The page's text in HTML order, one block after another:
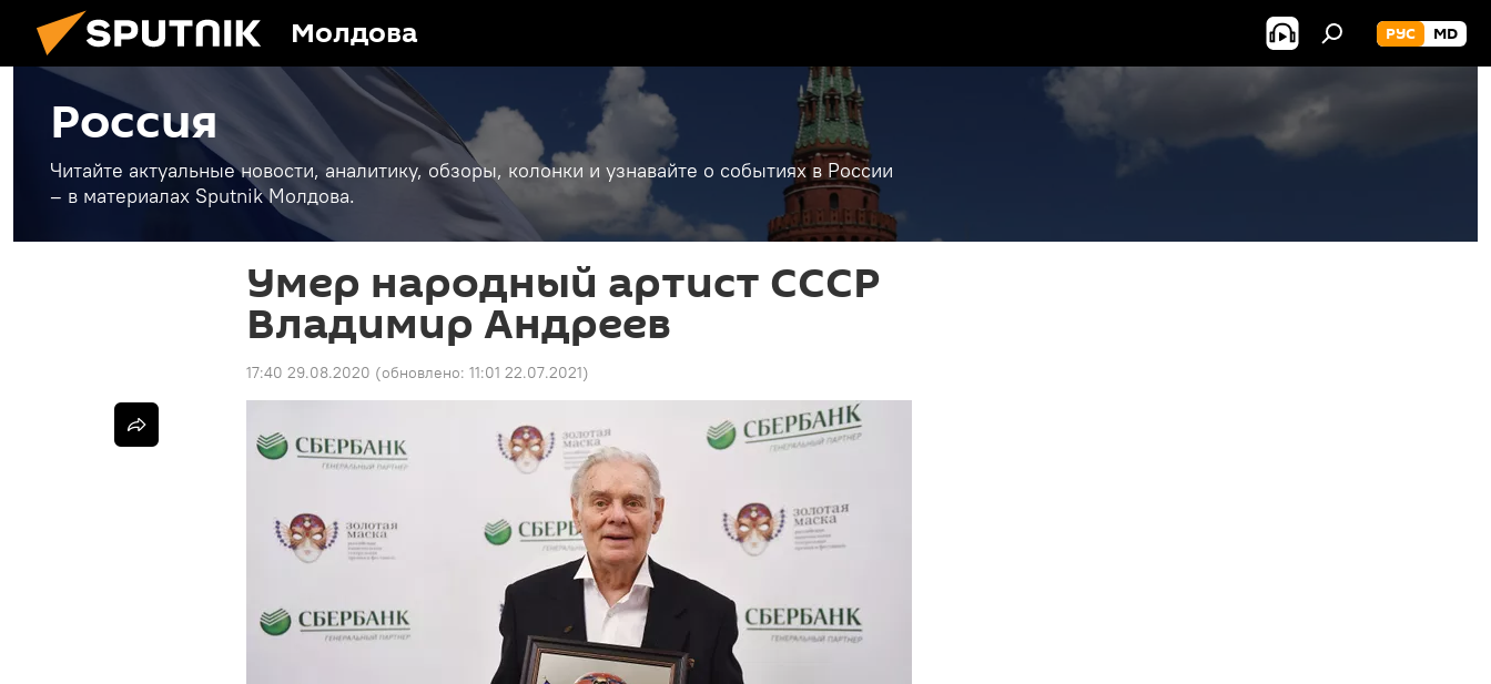
Молдова РУС MD
Россия
Читайте актуальные новости, аналитику, обзоры, колонки и узнавайте о событиях в России
– в материалах Sputnik Молдова.
Умер народный артист СССР
Владимир Андреев
17:40 29.08.2020 (обновлено: 11:01 22.07.2021)